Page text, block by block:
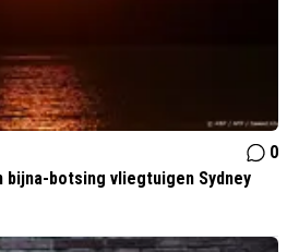
0
botsing vliegtuigen Sydney